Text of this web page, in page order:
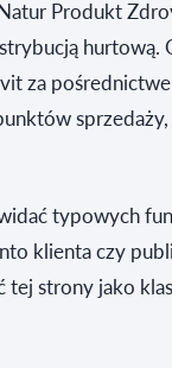
Produkt
hurtową.
za
typowych
klienta czy
strony jako